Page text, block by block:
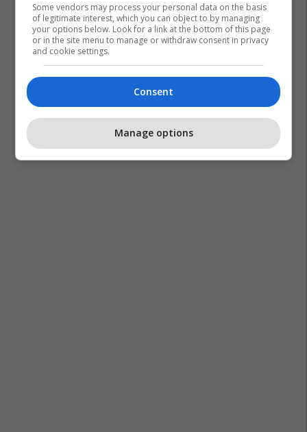
Miçigan Riviani R1s Amazon Riviani R1t
Riviani
Amazon Alexa
Shtetet E Bashkuara
Some vendors may process your personal data on the basis
of legitimate interest, which you can object to by managing
your options below. Look for a link at the bottom of this page
or in the site menu to manage or withdraw consent in privacy
and cookie settings.
Consent
Manage options